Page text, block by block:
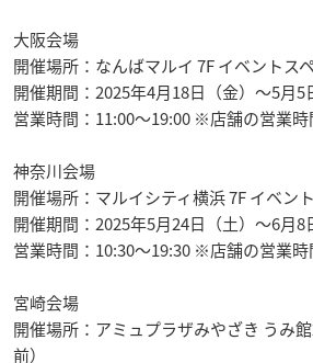
大阪会場
開催場所：なんばマルイ 7F イベントス
開催期間：2025年4月18日（金）～5月5
営業時間：11:00～19:00 ※店舗の営業
神奈川会場
開催場所：マルイシティ横浜 7F イベン
開催期間：2025年5月24日（土）～6月8
営業時間：10:30～19:30 ※店舗の営業
宮崎会場
開催場所：アミュプラザみやざき うみ
前）